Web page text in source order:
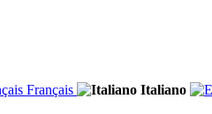
Français Italiano